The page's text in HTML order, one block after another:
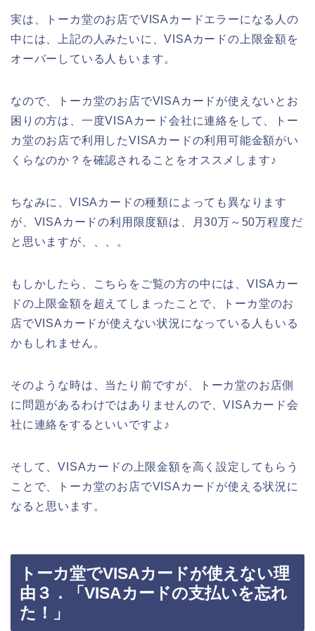
実は、トーカ堂のお店でVISAカードエラーになる人の
中には、上記の人みたいに、VISAカードの上限金額を
オーバーしている人もいます。
なので、トーカ堂のお店でVISAカードが使えないとお
困りの方は、一度VISAカード会社に連絡をして、トー
カ堂のお店で利用したVISAカードの利用可能金額がい
くらなのか？を確認されることをオススメします♪
ちなみに、VISAカードの種類によっても異なります
が、VISAカードの利用限度額は、月30万～50万程度だ
と思いますが、、、。
もしかしたら、こちらをご覧の方の中には、VISAカー
ドの上限金額を超えてしまったことで、トーカ堂のお
店でVISAカードが使えない状況になっている人もいる
かもしれません。
そのような時は、当たり前ですが、トーカ堂のお店側
に問題があるわけではありませんので、VISAカード会
社に連絡をするといいですよ♪
そして、VISAカードの上限金額を高く設定してもらう
ことで、トーカ堂のお店でVISAカードが使える状況に
なると思います。
トーカ堂でVISAカードが使えない理
由３．「VISAカードの支払いを忘れ
た！」